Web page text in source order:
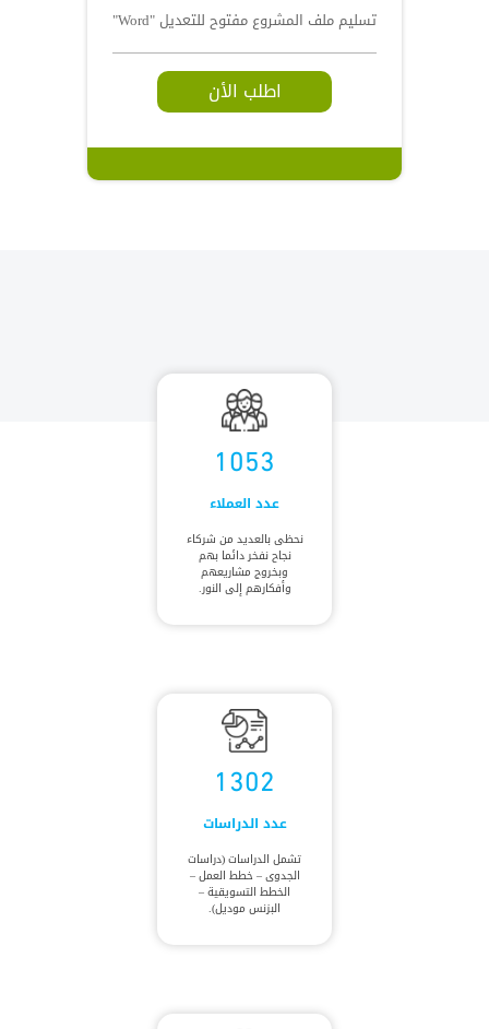
تسليم ملف المشروع مفتوح للتعديل "Word"
اطلب الأن
1053
عدد العملاء
نحظى بالعديد من شركاء
نجاح نفخر دائما بهم
وبخروج مشاريعهم
وأفكارهم إلى النور.
1302
عدد الدراسات
تشمل الدراسات (دراسات
الجدوى – خطط العمل –
الخطط التسويقية –
البزنس موديل).